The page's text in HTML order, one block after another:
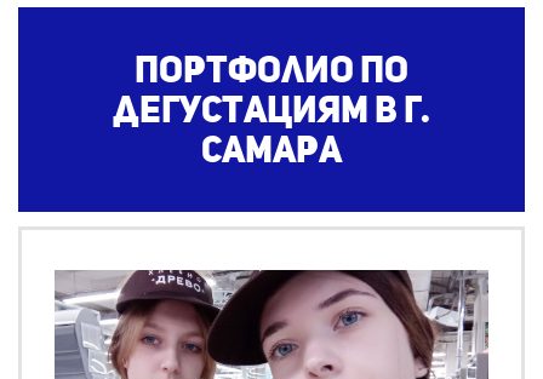
Портфолио по
дегустациямв г.
Самара